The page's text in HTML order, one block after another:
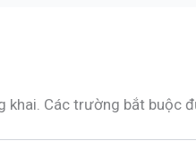
khai. Các trường bắt buộc